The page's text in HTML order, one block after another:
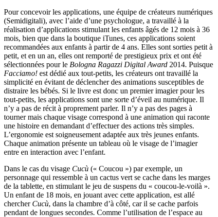
Pour concevoir les applications, une équipe de créateurs numériques
(Semidigitali), avec l’aide d’une psychologue, a travaillé à la
réalisation d’applications stimulant les enfants âgés de 12 mois à 36
mois, bien que dans la boutique iTunes, ces applications soient
recommandées aux enfants à partir de 4 ans. Elles sont sorties petit à
petit, et en un an, elles ont remporté de prestigieux prix et ont été
sélectionnées pour le Bologna Ragazzi Digital Award 2014. Puisque
Facciamo! est dédié aux tout-petits, les créateurs ont travaillé la
simplicité en évitant de déclencher des animations susceptibles de
distraire les bébés. Si le livre est donc un premier imagier pour les
tout-petits, les applications sont une sorte d’éveil au numérique. Il
n’y a pas de récit à proprement parler. Il n’y a pas des pages à
tourner mais chaque visage correspond à une animation qui raconte
une histoire en demandant d’effectuer des actions très simples.
L’ergonomie est soigneusement adaptée aux très jeunes enfants.
Chaque animation présente un tableau où le visage de l’imagier
entre en interaction avec l’enfant.
Dans le cas du visage Cucù (« Coucou ») par exemple, un
personnage qui ressemble à un cactus vert se cache dans les marges
de la tablette, en stimulant le jeu de suspens du « coucou-le-voilà ».
Un enfant de 18 mois, en jouant avec cette application, est allé
chercher Cucù, dans la chambre d’à côté, car il se cache parfois
pendant de longues secondes. Comme l’utilisation de l’espace au